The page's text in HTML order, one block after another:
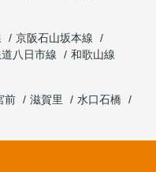
京阪石山坂本線
八日市線
和歌山線
前 滋賀里
水口石橋